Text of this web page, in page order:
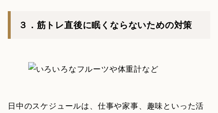
３．筋トレ直後に眠くならないための対策
日中のスケジュールは、仕事や家事、趣味といった活